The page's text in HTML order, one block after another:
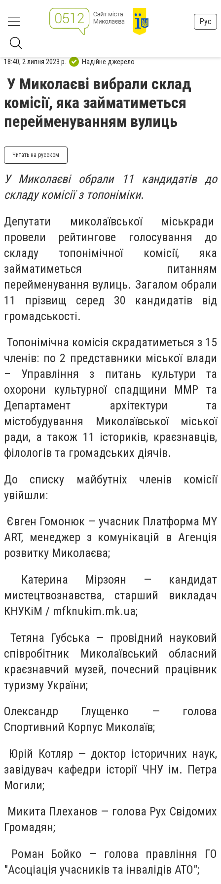
Рус
18:40, 2 липня 2023 р. Надійне джерело
У Миколаєві вибрали склад
комісії, яка займатиметься
перейменуванням вулиць
Читать на русском
У Миколаєві обрали 11 кандидатів до
складу комісії з топоніміки.
Депутати миколаївської міськради
провели рейтингове голосування до
складу топонімічної комісії, яка
займатиметься питанням
перейменування вулиць. Загалом обрали
11 прізвищ серед 30 кандидатів від
громадськості.
Топонімічна комісія скрадатиметься з 15
членів: по 2 представники міської влади
– Управління з питань культури та
охорони культурної спадщини ММР та
Департамент архітектури та
містобудування Миколаївської міської
ради, а також 11 істориків, краєзнавців,
філологів та громадських діячів.
До списку майбутніх членів комісії
увійшли:
Євген Гомонюк — учасник Платформа MY
ART, менеджер з комунікацій в Агенція
розвитку Миколаєва;
Катерина Мірзоян — кандидат
мистецтвознавства, старший викладач
КНУКіМ / mfknukim.mk.ua;
Тетяна Губська — провідний науковий
співробітник Миколаївський обласний
краєзнавчий музей, почесний працівник
туризму України;
Олександр Глущенко — голова
Спортивний Корпус Миколаїв;
Юрій Котляр — доктор історичних наук,
завідувач кафедри історії ЧНУ ім. Петра
Могили;
Микита Плеханов — голова Рух Свідомих
Громадян;
Роман Бойко — голова правління ГО
"Асоціація учасників та інвалідів АТО";